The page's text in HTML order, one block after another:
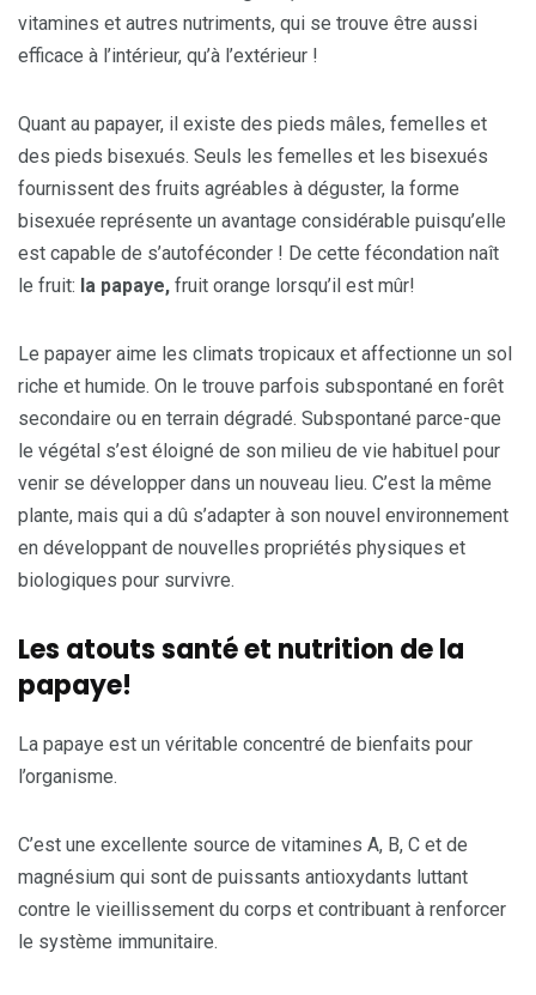
vitamines et autres nutriments, qui se trouve être aussi
efficace à l’intérieur, qu’à l’extérieur !
Quant au papayer, il existe des pieds mâles, femelles et
des pieds bisexués. Seuls les femelles et les bisexués
fournissent des fruits agréables à déguster, la forme
bisexuée représente un avantage considérable puisqu’elle
est capable de s’autoféconder ! De cette fécondation naît
le fruit: la papaye, fruit orange lorsqu’il est mûr!
Le papayer aime les climats tropicaux et affectionne un sol
riche et humide. On le trouve parfois subspontané en forêt
secondaire ou en terrain dégradé. Subspontané parce-que
le végétal s’est éloigné de son milieu de vie habituel pour
venir se développer dans un nouveau lieu. C’est la même
plante, mais qui a dû s’adapter à son nouvel environnement
en développant de nouvelles propriétés physiques et
biologiques pour survivre.
Les atouts santé et nutrition de la
papaye!
La papaye est un véritable concentré de bienfaits pour
l’organisme.
C’est une excellente source de vitamines A, B, C et de
magnésium qui sont de puissants antioxydants luttant
contre le vieillissement du corps et contribuant à renforcer
le système immunitaire.